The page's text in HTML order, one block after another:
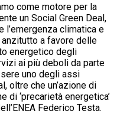
come motore per la
un Social Green Deal,
l’emergenza climatica e
a favore delle
energetico degli
ai più deboli da parte
uno degli assi
oltre che un’azione di
di ‘precarietà energetica’
Federico Testa.